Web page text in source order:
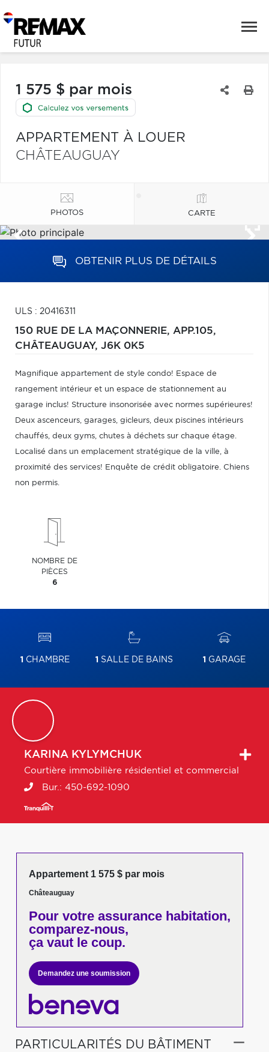
1 575 $ par mois
APPARTEMENT À LOUER
CHÂTEAUGUAY
PHOTOS CARTE
OBTENIR PLUS DE DÉTAILS
ULS : 20416311
150 RUE DE LA MAÇONNERIE, APP.105,
CHÂTEAUGUAY, J6K 0K5
Magnifique appartement de style condo! Espace de
rangement intérieur et un espace de stationnement au
garage inclus! Structure insonorisée avec normes supérieures!
Deux ascenceurs, garages, gicleurs, deux piscines intérieurs
chauffés, deux gyms, chutes à déchets sur chaque étage.
Localisé dans un emplacement stratégique de la ville, à
proximité des services! Enquête de crédit obligatoire. Chiens
non permis.
NOMBRE DE
PIÈCES
6
1 CHAMBRE 1 SALLE DE BAINS 1 GARAGE
KARINA KYLYMCHUK
Courtière immobilière résidentiel et commercial
Bur.: 450-692-1090
Appartement 1 575 $ par mois
Châteauguay
Pour votreassurance habitation,
comparez-nous,
ça vaut le coup.
Demandez une soumission
PARTICULARITÉS DU BÂTIMENT